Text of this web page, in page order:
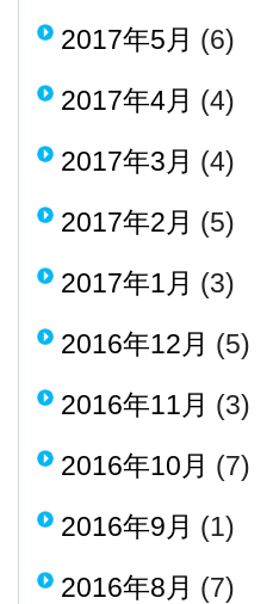
2017年5月 (6)
2017年4月 (4)
2017年3月 (4)
2017年2月 (5)
2017年1月 (3)
2016年12月 (5)
2016年11月 (3)
2016年10月 (7)
2016年9月 (1)
2016年8月 (7)